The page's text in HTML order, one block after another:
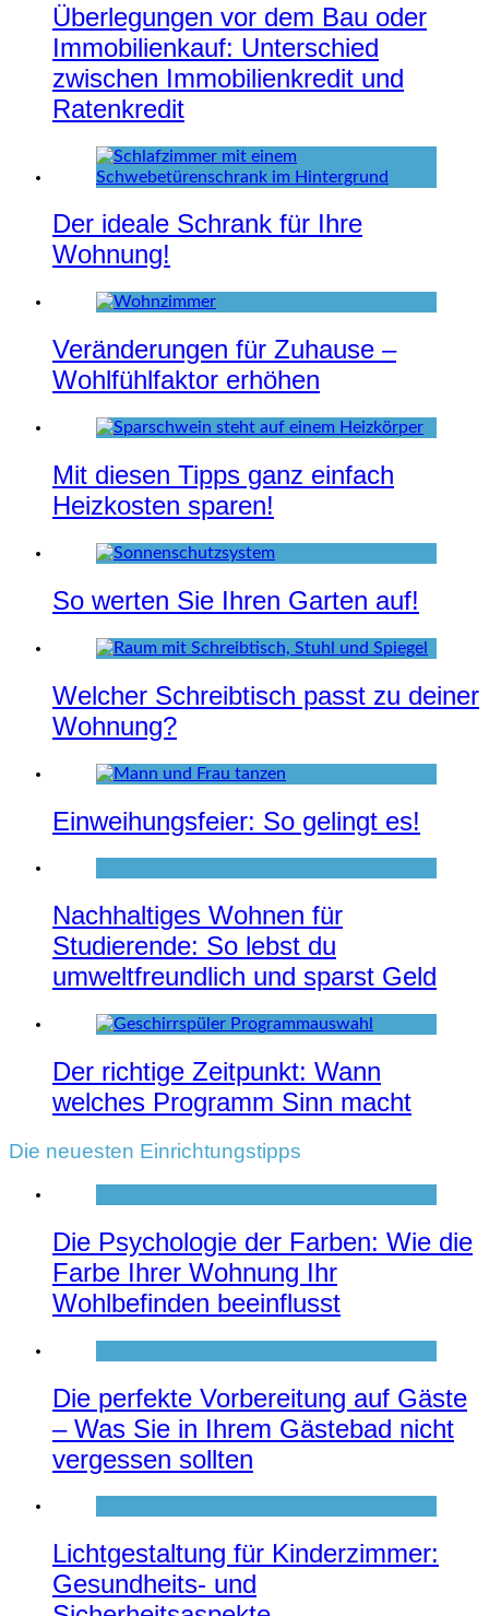
Überlegungen vor dem Bau oder
Immobilienkauf: Unterschied
zwischen Immobilienkredit und
Ratenkredit
Der ideale Schrank für Ihre
Wohnung!
Veränderungen für Zuhause –
Wohlfühlfaktor erhöhen
Mit diesen Tipps ganz einfach
Heizkosten sparen!
So werten Sie Ihren Garten auf!
Welcher Schreibtisch passt zu deiner
Wohnung?
Einweihungsfeier: So gelingt es!
Nachhaltiges Wohnen für
Studierende: So lebst du
umweltfreundlich und sparst Geld
Der richtige Zeitpunkt: Wann
welches Programm Sinn macht
Die neuesten Einrichtungstipps
Die Psychologie der Farben: Wie die
Farbe Ihrer Wohnung Ihr
Wohlbefinden beeinflusst
Die perfekte Vorbereitung auf Gäste
– Was Sie in Ihrem Gästebad nicht
vergessen sollten
Lichtgestaltung für Kinderzimmer:
Gesundheits- und